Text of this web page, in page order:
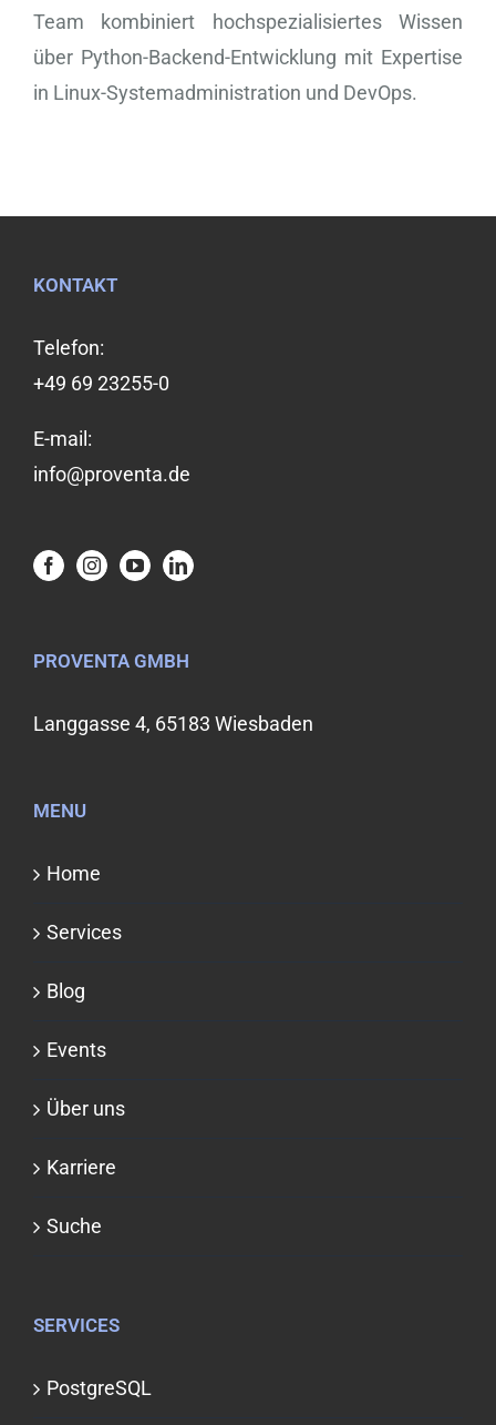
Team kombiniert hochspezialisiertes Wissen
über Python-Backend-Entwicklung mit Expertise
in Linux-Systemadministration und DevOps.
KONTAKT
Telefon:
+49 69 23255-0
E-mail:
info@proventa.de
PROVENTA GMBH
Langgasse 4, 65183 Wiesbaden
MENU
Home
Services
Blog
Events
Über uns
Karriere
Suche
SERVICES
PostgreSQL